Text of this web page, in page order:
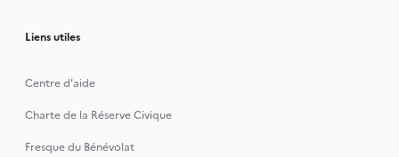
Liens utiles
Centre d'aide
Charte de la Réserve Civique
Fresque du Bénévolat